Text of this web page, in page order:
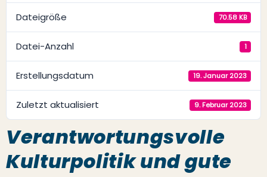
Dateigröße 70.58 KB
Datei-Anzahl 1
Erstellungsdatum 19. Januar 2023
Zuletzt aktualisiert 9. Februar 2023
Verantwortungsvolle
Kulturpolitik und gute